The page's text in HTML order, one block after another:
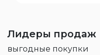
Лидеры продаж
выгодные покупки